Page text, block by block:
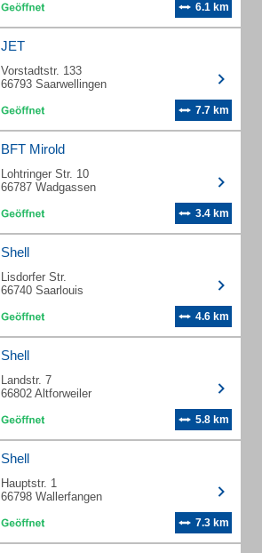
6.1 km
JET
Vorstadtstr. 133
66793 Saarwellingen
7.7 km
BFT Mirold
Lohtringer Str. 10
66787 Wadgassen
3.4 km
Shell
Lisdorfer Str.
66740 Saarlouis
4.6 km
Shell
Landstr. 7
66802 Altforweiler
5.8 km
Shell
Hauptstr. 1
66798 Wallerfangen
7.3 km